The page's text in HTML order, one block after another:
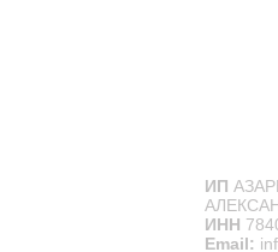
ИП
ИНН
Email: